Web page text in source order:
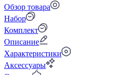
Обзор товара
Набор
Комплект
Описание
Характеристики
Аксессуары